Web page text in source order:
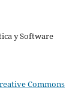
y Software
Commons